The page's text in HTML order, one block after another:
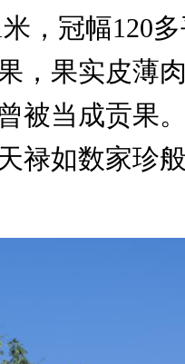
，冠幅120
，果实皮薄
被当成贡果
禄如数家珍